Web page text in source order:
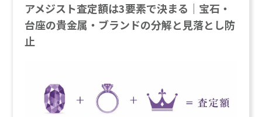
アメジスト査定額は3要素で決まる｜宝石・
台座の貴金属・ブランドの分解と見落とし防
止